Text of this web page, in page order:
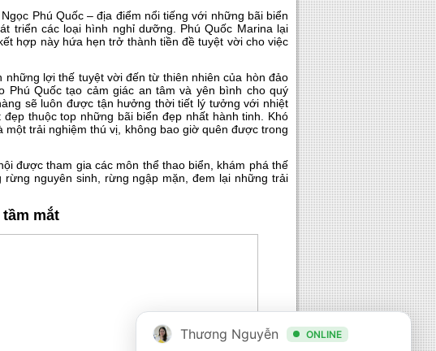
Phú Quốc – địa điểm nổi tiếng với những bãi biển
triển các loại hình nghỉ dưỡng. Phú Quốc Marina lại
hợp này hứa hẹn trở thành tiền đề tuyệt vời cho việc
lợi thế tuyệt vời đến từ thiên nhiên của hòn đảo
Phú Quốc tạo cảm giác an tâm và yên bình cho quý
sẽ luôn được tận hưởng thời tiết lý tưởng với nhiệt
thuộc top những bãi biển đẹp nhất hành tinh. Khó
trải nghiệm thú vị, không bao giờ quên được trong
được tham gia các môn thể thao biển, khám phá thế
nguyên sinh, rừng ngập mặn, đem lại những trải
mắt
Thương Nguyễn ONLINE